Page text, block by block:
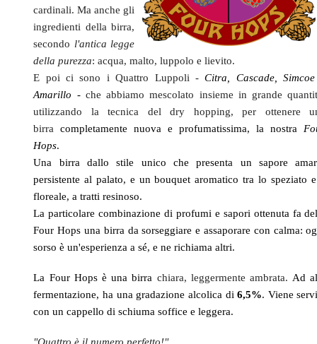
cardinali. Ma anche gli
ingredienti della birra,
secondo l'antica legge
della purezza: acqua, malto, luppolo e lievito.
E poi ci sono i Quattro Luppoli -Citra, Cascade,
Amarillo - che abbiamo mescolato insieme in grande
utilizzando la tecnica del dry hopping, per ottenere
birracompletamente nuova e profumatissima, la nostra
Hops.
Una birra dallo stile unico che presenta un sapore
persistente al palato, e un bouquet aromatico tra lo speziato
floreale, a tratti resinoso.
La particolare combinazione di profumi e sapori ottenuta fa
Four Hops una birra da sorseggiare e assaporare con calma:
sorso è un'esperienza a sé, e ne richiama altri.
La Four Hops è una birra chiara, leggermente ambrata. Ad
fermentazione, ha una gradazione alcolica di6,5%. Viene
con un cappello di schiuma soffice e leggera.